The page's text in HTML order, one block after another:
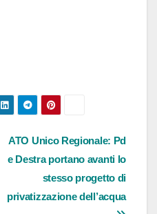
ATO Unico Regionale: Pd
e Destra portano avanti lo
stesso progetto di
privatizzazione dell’acqua